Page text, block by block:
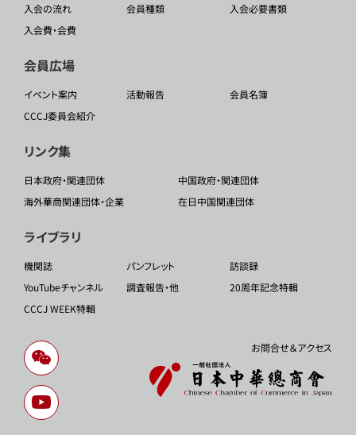
入会の流れ 会員種類
入会必要書類
入会費・会費
会員広場
イベント案内 活動報告
会員名簿
CCCJ委員会紹介
リンク集
日本政府・関連団体
中国政府・関連団体
海外華商関連団体・企業
在日中国関連団体
ライブラリ
機関誌 パンフレット
訪談録
YouTubeチャンネル
調査報告・他
20周年記念特輯
CCCJ WEEK特輯
お問合せ＆アクセス